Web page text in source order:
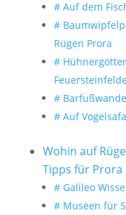
# Auf dem
#
Rügen Prora
#
#
# Auf
Wohin auf
Tipps für Prora
# Galileo
# Museen für